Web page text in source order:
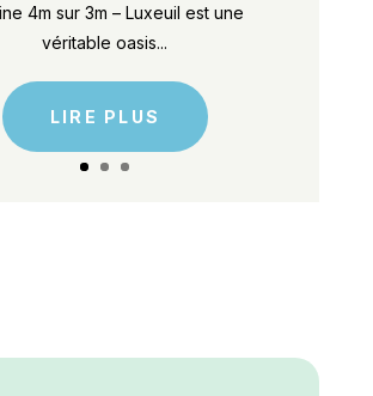
4m sur 3m – Luxeuil est une
véritable oasis...
LIRE PLUS